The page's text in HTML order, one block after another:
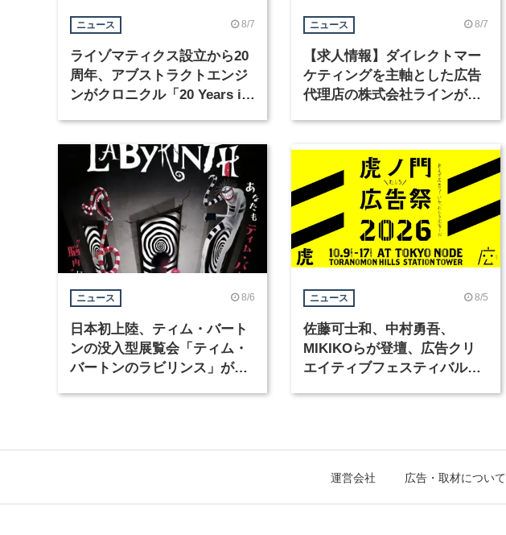
ニュース 8/7
ライゾマティクス設立から20
周年、アブストラクトエンジ
ンがクロニクル「20 Years in
ニュース 8/7
【求人情報】ダイレクトマー
ケティングを主軸とした広告
代理店の株式会社ラインが、
ニュース 8/6
日本初上陸、ティム・バート
ンの没入型展覧会「ティム・
バートンのラビリンス」が東
ニュース 8/5
佐藤可士和、中村勇吾、
MIKIKOらが登壇、広告クリ
エイティブフェスティバル
運営会社 広告・取材について